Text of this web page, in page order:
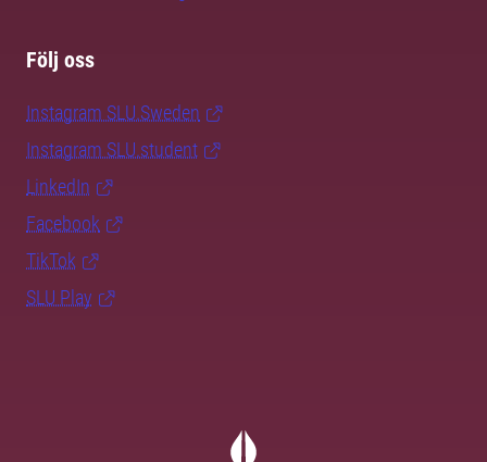
Följ oss
Instagram SLU.Sweden
Instagram SLU.student
LinkedIn
Facebook
TikTok
SLU Play